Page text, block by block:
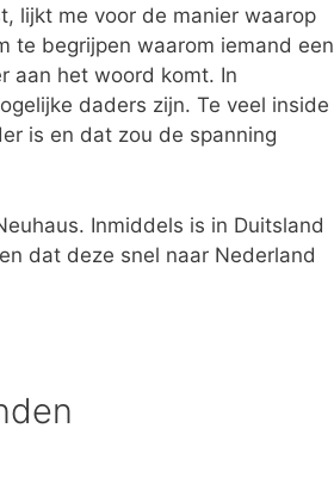
lijkt me voor de manier waarop
te begrijpen waarom iemand een
aan het woord komt. In
daders zijn. Te veel inside
is en dat zou de spanning
Inmiddels is in Duitsland
dat deze snel naar Nederland